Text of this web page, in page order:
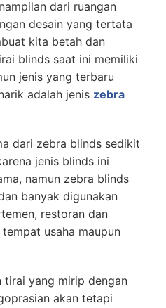
dari ruangan
desain yang tertata
kita betah dan
blinds saat ini memiliki
jenis yang terbaru
adalah jenis zebra
dari zebra blinds sedikit
jenis blinds ini
namun zebra blinds
banyak digunakan
restoran dan
usaha maupun
tirai yang mirip dengan
akan tetapi